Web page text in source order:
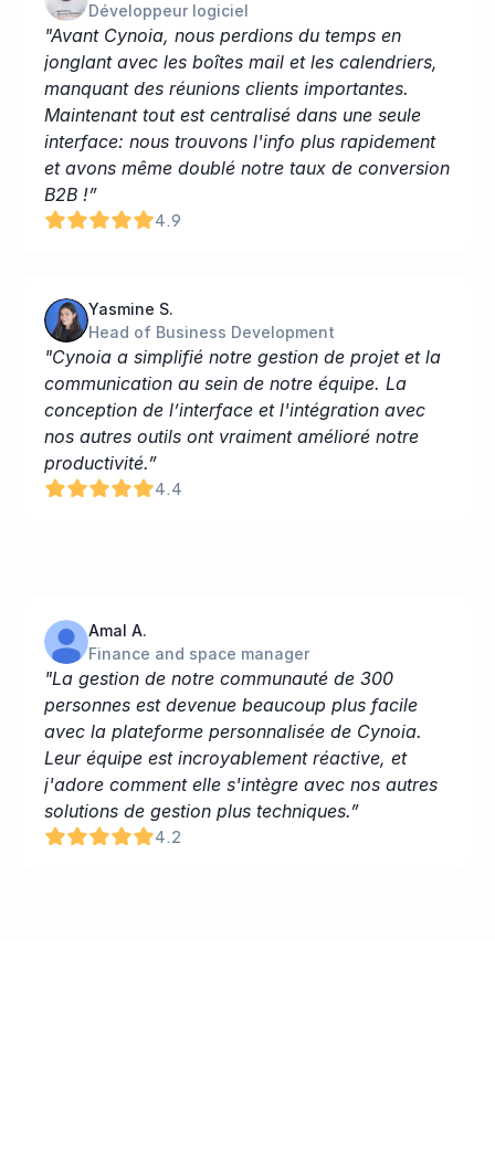
Développeur logiciel
"Avant Cynoia, nous perdions du temps en
jonglant avec les boîtes mail et les calendriers,
manquant des réunions clients importantes.
Maintenant tout est centralisé dans une seule
interface: nous trouvons l'info plus rapidement
et avons même doublé notre taux de conversion
B2B !”
4.9
Yasmine S.
Head of Business Development
"Cynoia a simplifié notre gestion de projet et la
communication au sein de notre équipe. La
conception de l’interface et l'intégration avec
nos autres outils ont vraiment amélioré notre
productivité.”
4.4
Amal A.
Finance and space manager
"La gestion de notre communauté de 300
personnes est devenue beaucoup plus facile
avec la plateforme personnalisée de Cynoia.
Leur équipe est incroyablement réactive, et
j'adore comment elle s'intègre avec nos autres
solutions de gestion plus techniques.”
4.2